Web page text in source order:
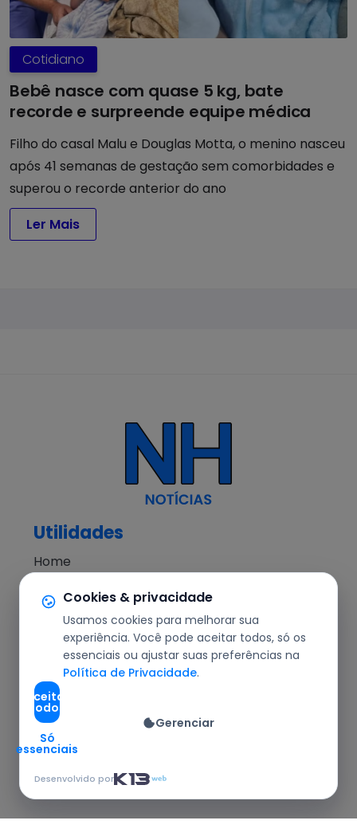
Cotidiano
Bebê nasce com quase 5 kg, bate
recorde e surpreende equipe médica
Filho do casal Malu e Douglas Motta, o menino nasceu
após 41 semanas de gestação sem comorbidades e
superou o recorde anterior do ano
Ler Mais
Utilidades
Home
Notícias
Editorial
Segurança
Cotidiano
Política
Agronegócio
Redes Sociais
Cookies & privacidade
Usamos cookies para melhorar sua
experiência. Você pode aceitar todos, só os
essenciais ou ajustar suas preferências na
Política de Privacidade.
Aceitar
todos
Só
essenciais
Gerenciar
Desenvolvido por